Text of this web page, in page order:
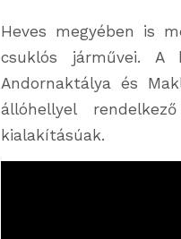
Heves megyében is
csuklós járművei.
Andornaktálya és
állóhellyel
kialakításúak.